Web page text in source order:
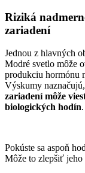
Riziká
zariadení
Jednou z hlavných
Modré svetlo môže
produkciu hormónu
Výskumy
zariadení môže
biologických hodín.
Pokúste sa aspoň
Môže to zlepšiť